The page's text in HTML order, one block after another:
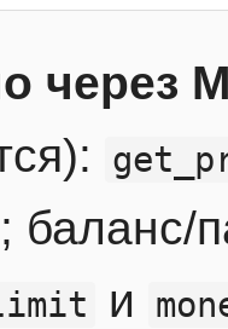
через
; баланс/
и